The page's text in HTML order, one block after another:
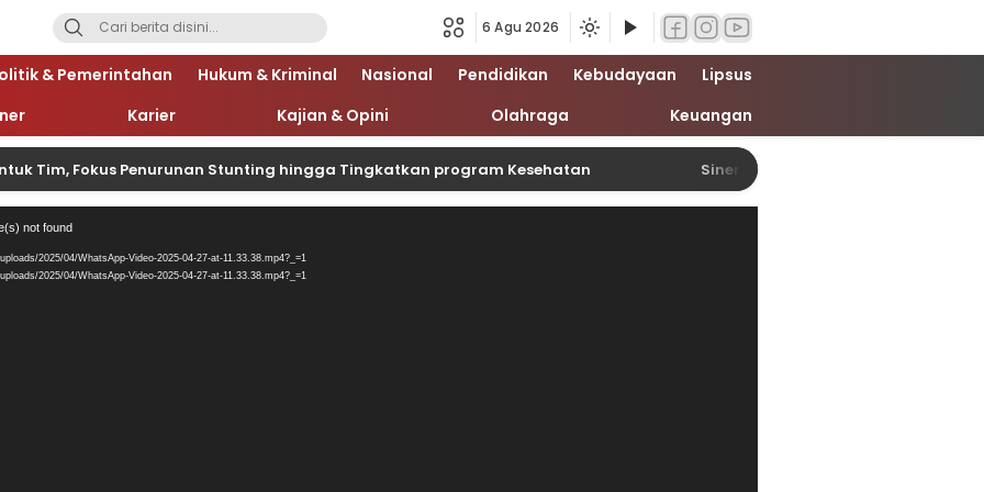
6 Agu 2026
& Pemerintahan Hukum & Kriminal Nasional Pendidikan Kebudayaan
Lipsus
Karier Kajian & Opini Olahraga Keuangan
Tim, Fokus Penurunan Stunting hingga Tingkatkan program Kesehatan Sinergitas Penegak Hukum,
not found
2025/04/WhatsApp-Video-2025-04-27-at-11.33.38.mp4?_=1
2025/04/WhatsApp-Video-2025-04-27-at-11.33.38.mp4?_=1